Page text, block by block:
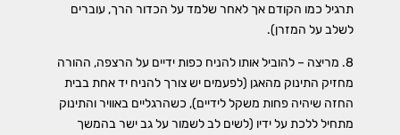
תרגיל כמו הקודם אך לאחר שלמד על הכדור הרך, עוברים
לשלב על המזרן).
8. מריצה – להוביל אותו להניח כפות ידיים על הרצפה, ההורה
מחזיק התינוק מהאגן (לפעמים יש צורך להניח יד אחת בבית
החזה שיהיה פחות משקל לידיים), כשהרגליים באוויר והתינוק
מתחיל ללכת על ידיו (לשים לב לשמור על גב ישר בהמשך